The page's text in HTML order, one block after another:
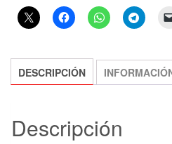
DESCRIPCIÓN
Descripción